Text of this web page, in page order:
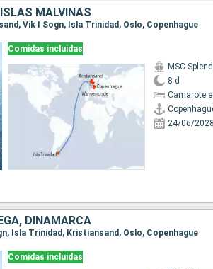
MALVINAS
Vik I Sogn, Isla Trinidad, Oslo, Copenhague
Comidas incluidas
MSC
8 d
Camarote
24/06/2028
DINAMARCA
Isla Trinidad, Kristiansand, Oslo, Copenhague
Comidas incluidas